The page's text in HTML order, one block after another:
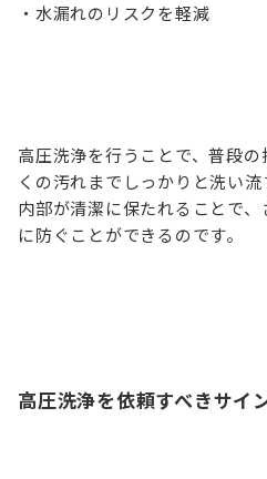
・水漏れのリスクを軽減
高圧洗浄を行うことで、普段
くの汚れまでしっかりと洗い
内部が清潔に保たれることで
に防ぐことができるのです。
高圧洗浄を依頼すべきサイ